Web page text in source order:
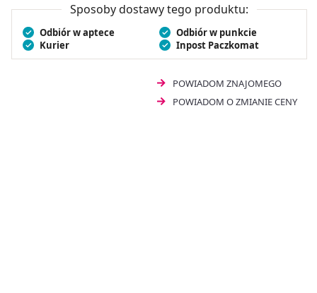
Sposoby dostawy tego produktu:
Odbiór w aptece
Odbiór w punkcie
Kurier
Inpost Paczkomat
POWIADOM ZNAJOMEGO
POWIADOM O ZMIANIE CENY